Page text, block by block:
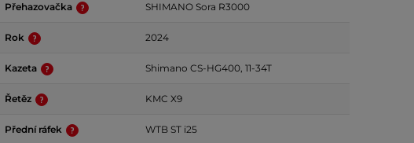
Přehazovačka SHIMANO Sora R3000
Rok 2024
Kazeta Shimano CS-HG400, 11-34T
Řetěz KMC X9
Přední ráfek WTB ST i25